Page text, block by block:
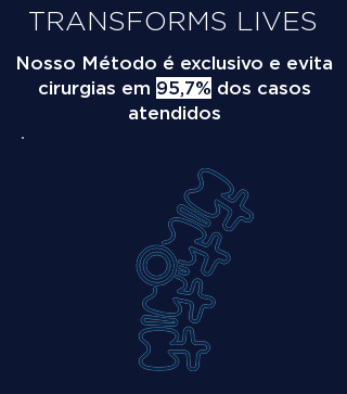
TRANSFORMS LIVES
Nosso Método é exclusivo e evita
cirurgias em 95,7% dos casos
atendidos